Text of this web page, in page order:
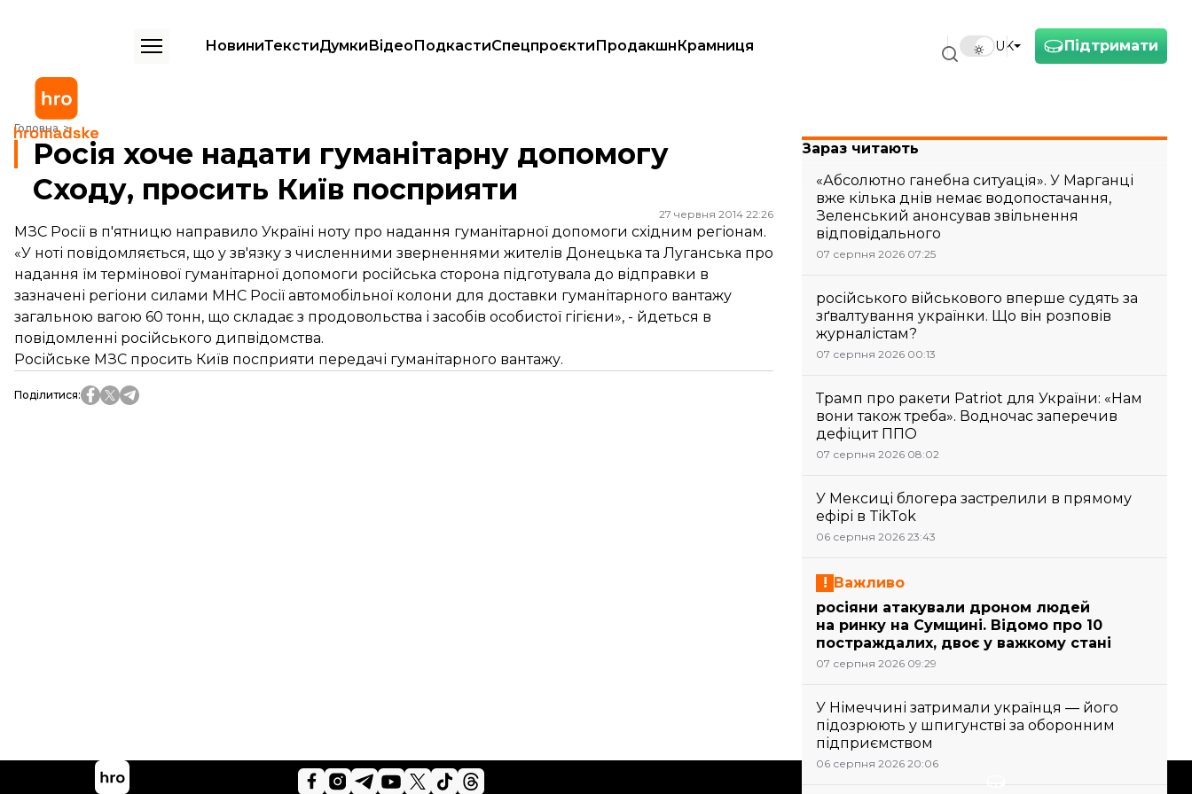
Підтримати
UK
НовиниТекстиДумкиВідеоПодкастиСпецпроєктиПродакшнКрамниця
Головна
Росія хоче надати гуманітарну допомогу Сходу, просить Київ посприяти
Росія хоче надати гуманітарну допомогу
Сходу, просить Київ посприяти
27 червня 2014 22:26
МЗС Росії в п'ятницю направило Україні ноту про надання гуманітарної допомоги східним регіонам.
«У ноті повідомляється, що у зв'язку з численними зверненнями жителів Донецька та Луганська про
надання їм термінової гуманітарної допомоги російська сторона підготувала до відправки в
зазначені регіони силами МНС Росії автомобільної колони для доставки гуманітарного вантажу
загальною вагою 60 тонн, що складає з продовольства і засобів особистої гігієни», - йдеться в
повідомленні російського дипвідомства.
Російське МЗС просить Київ посприяти передачі гуманітарного вантажу.
Поділитися:
Зараз читають
«Абсолютно ганебна ситуація». У Марганці
вже кілька днів немає водопостачання,
Зеленський анонсував звільнення
відповідального
07 серпня 2026 07:25
російського військового вперше судять за
зґвалтування українки. Що він розповів
журналістам?
07 серпня 2026 00:13
Трамп про ракети Patriot для України: «Нам
вони також треба». Водночас заперечив
дефіцит ППО
07 серпня 2026 08:02
У Мексиці блогера застрелили в прямому
ефірі в TikTok
06 серпня 2026 23:43
Важливо
росіяни атакували дроном людей
на ринку на Сумщині. Відомо про 10
постраждалих, двоє у важкому стані
07 серпня 2026 09:29
У Німеччині затримали українця — його
підозрюють у шпигунстві за оборонним
підприємством
06 серпня 2026 20:06